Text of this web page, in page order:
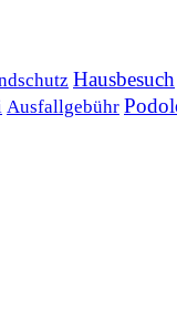
Hausbesuch
Ausfallgebühr